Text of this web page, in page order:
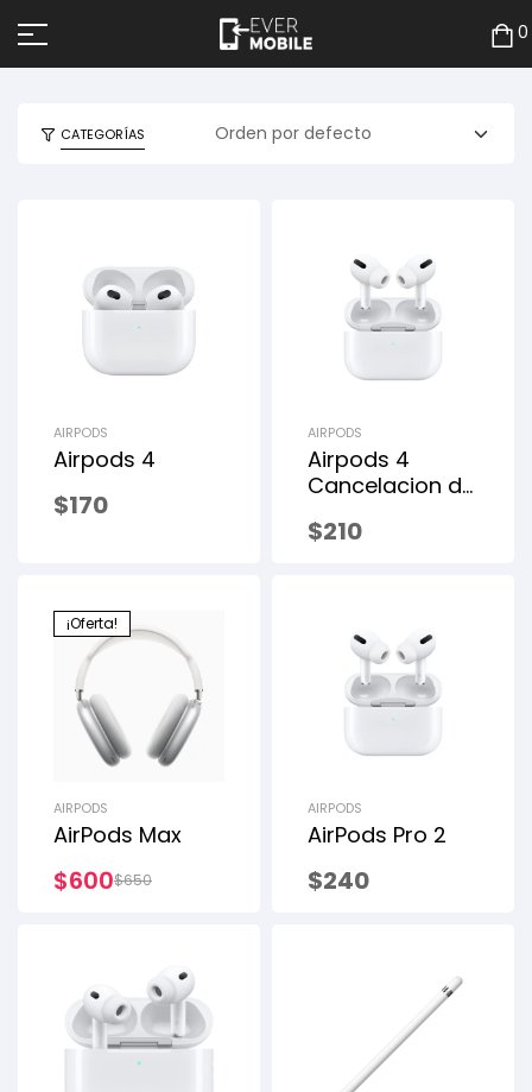
0
CATEGORÍAS
AIRPODS
Airpods 4
$170
AIRPODS
Airpods 4
Cancelacion de
$210
¡Oferta!
AIRPODS
AirPods Max
$650
$600
AIRPODS
AirPods Pro 2
$240